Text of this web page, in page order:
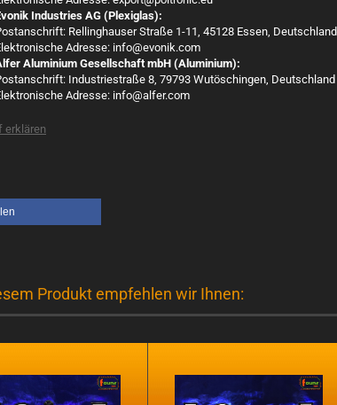
Industries AG (Plexiglas):
Rellinghauser Straße 1-11, 45128 Essen, Deutschland
Adresse: info@evonik.com
Aluminium Gesellschaft mbH (Aluminium):
Industriestraße 8, 79793 Wutöschingen, Deutschland
Adresse: info@alfer.com
erklären
Produkt empfehlen wir Ihnen: